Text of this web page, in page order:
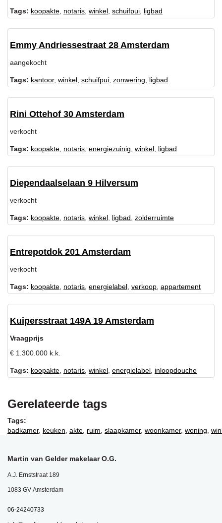
Tags: koopakte notaris winkel schuifpui ligbad
Emmy Andriessestraat 28 Amsterdam
aangekocht
Tags: kantoor, winkel schuifpui zonwering ligbad
Rini Ottehof 30 Amsterdam
verkocht
Tags: koopakte notaris energiezuinig winkel ligbad
Diependaalselaan 9 Hilversum
verkocht
Tags: koopakte notaris winkel ligbad zolderruimte
Entrepotdok 201 Amsterdam
verkocht
Tags: koopakte notaris energielabel verkoop appartement
Kuipersstraat 149A 19 Amsterdam
Vraagprijs
€ 1.300.000 k.k.
Tags: koopakte notaris winkel energielabel inloopdouche
Gerelateerde tags
Tags:
badkamer, keuken akte ruim slaapkamer, woonkamer, woning
Martin van Gelder makelaar O.G.
A.J. Ernststraat 189
1083 GV Amsterdam
06-24240733